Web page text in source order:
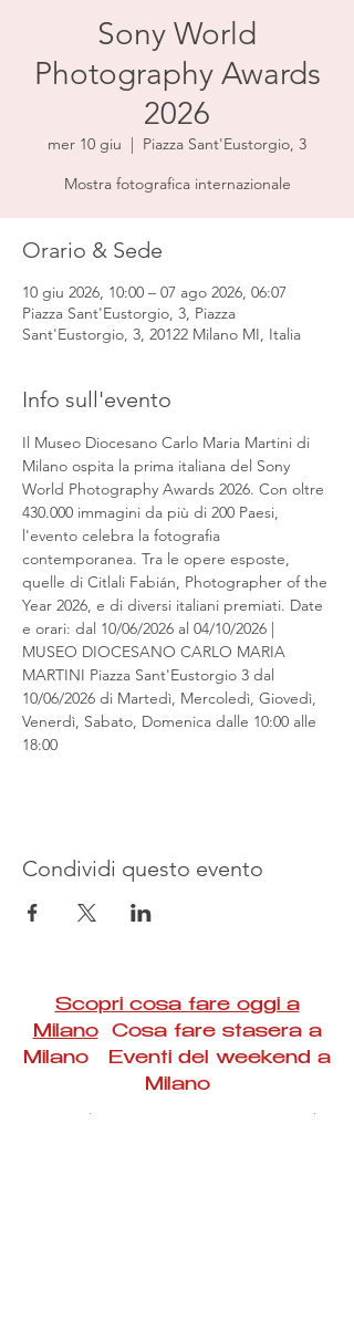
Sony World
Photography Awards
2026
mer 10 giu
  |
Piazza Sant'Eustorgio, 3
Mostra fotografica internazionale
Orario & Sede
10 giu 2026, 10:00 – 07 ago 2026, 06:07
Piazza Sant'Eustorgio, 3, Piazza
Sant'Eustorgio, 3, 20122 Milano MI, Italia
Info sull'evento
Il Museo Diocesano Carlo Maria Martini di
Milano ospita la prima italiana del Sony
World Photography Awards 2026. Con oltre
430.000 immagini da più di 200 Paesi,
l'evento celebra la fotografia
contemporanea. Tra le opere esposte,
quelle di Citlali Fabián, Photographer of the
Year 2026, e di diversi italiani premiati. Date
e orari: dal 10/06/2026 al 04/10/2026 |
MUSEO DIOCESANO CARLO MARIA
MARTINI Piazza Sant'Eustorgio 3 dal
10/06/2026 di Martedì, Mercoledì, Giovedì,
Venerdì, Sabato, Domenica dalle 10:00 alle
18:00
Condividi questo evento
Scopri cosa fare oggi a
MilanoCosa fare stasera a
Milano Eventi del weekend a
Milano
#Taac #milano #eventi #concerti #spettacoli